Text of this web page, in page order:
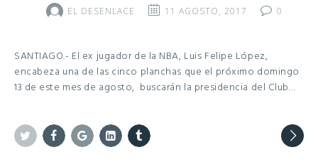
EL DESENLACE 11 AGOSTO, 2017 0
SANTIAGO.- El ex jugador de la NBA, Luis Felipe López,
encabeza una de las cinco planchas que el próximo domingo
13 de este mes de agosto, buscarán la presidencia del Club…